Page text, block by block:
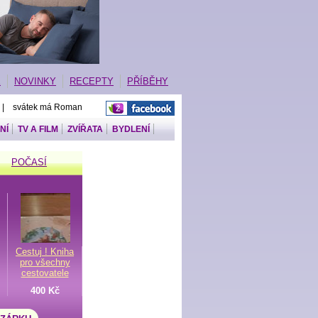
NOVINKY RECEPTY PŘÍBĚHY
svátek má Roman
TV A FILM ZVÍŘATA BYDLENÍ
POČASÍ
Cestuj ! Kniha
pro všechny
cestovatele
400 Kč